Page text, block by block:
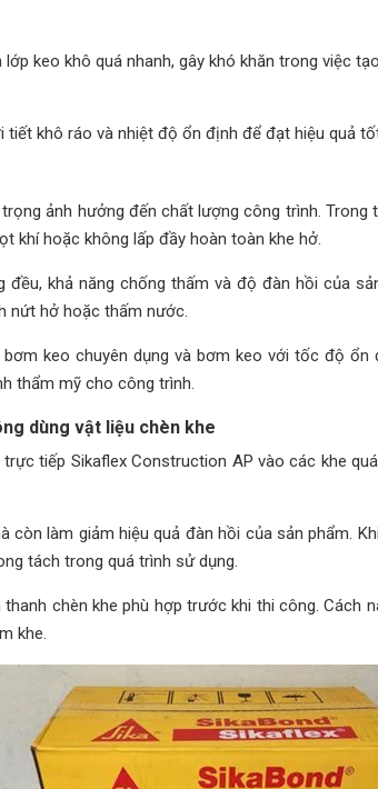
keo khô quá nhanh, gây khó khăn trong việc
tiết khô ráo và nhiệt độ ổn định để đạt hiệu quả
ảnh hưởng đến chất lượng công trình.
khí hoặc không lấp đầy hoàn toàn khe hở.
khả năng chống thấm và độ đàn hồi của
nứt hở hoặc thấm nước.
keo chuyên dụng và bơm keo với tốc độ ổn
thẩm mỹ cho công trình.
dùng vật liệu chèn khe
tiếp Sikaflex Construction AP vào các khe
còn làm giảm hiệu quả đàn hồi của sản phẩm.
tách trong quá trình sử dụng.
chèn khe phù hợp trước khi thi công. Cách
khe.